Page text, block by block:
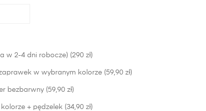
w 2-4 dni robocze) (290 zł)
w wybranym kolorze (59,90 zł)
bezbarwny (59,90 zł)
+ pędzelek (34,90 zł)